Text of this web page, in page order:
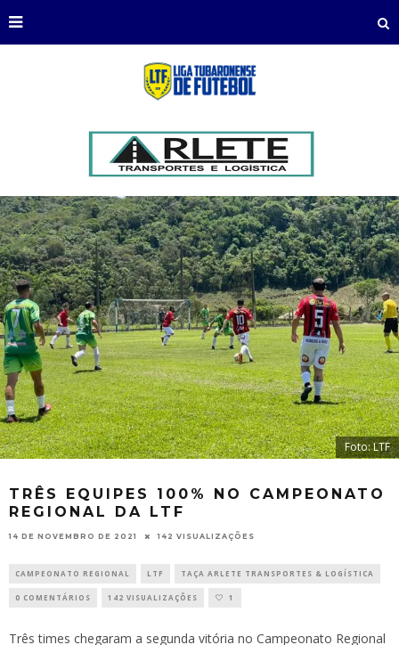
Foto: LTF
TRÊS EQUIPES 100% NO CAMPEONATO
REGIONAL DA LTF
14 DE NOVEMBRO DE 2021 142 VISUALIZAÇÕES
CAMPEONATO REGIONAL LTF TAÇA ARLETE TRANSPORTES & LOGÍSTICA
0 COMENTÁRIOS 142 VISUALIZAÇÕES 1
Três times chegaram a segunda vitória no Campeonato Regional